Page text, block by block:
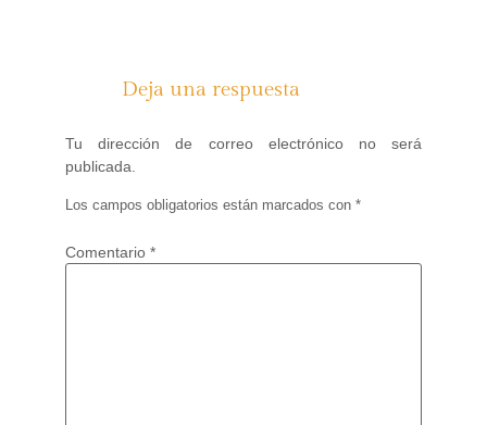
Deja una respuesta
Tu dirección de correo electrónico no será
publicada.
Los campos obligatorios están marcados con *
Comentario *